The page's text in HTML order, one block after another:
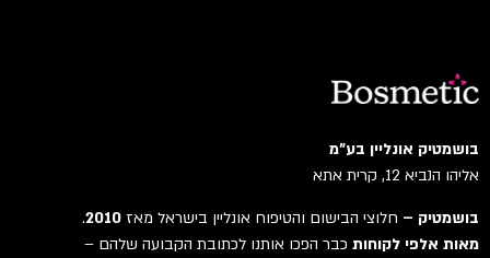
בושמטיק אונליין בע"מ
אליהו הנביא 12, קרית אתא
בושמטיק –חלוצי הבישום והטיפוח אונליין בישראל מאז2010
.
מאות אלפי לקוחותכבר הפכו אותנו לכתובת הקבועה שלהם –